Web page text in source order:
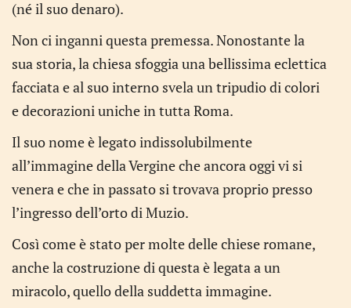
(né il suo denaro).
Non ci inganni questa premessa. Nonostante la
sua storia, la chiesa sfoggia una bellissima eclettica
facciata e al suo interno svela un tripudio di colori
e decorazioni uniche in tutta Roma.
Il suo nome è legato indissolubilmente
all’immagine della Vergine che ancora oggi vi si
venera e che in passato si trovava proprio presso
l’ingresso dell’orto di Muzio.
Così come è stato per molte delle chiese romane,
anche la costruzione di questa è legata a un
miracolo, quello della suddetta immagine.